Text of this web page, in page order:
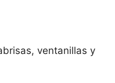
ventanillas y